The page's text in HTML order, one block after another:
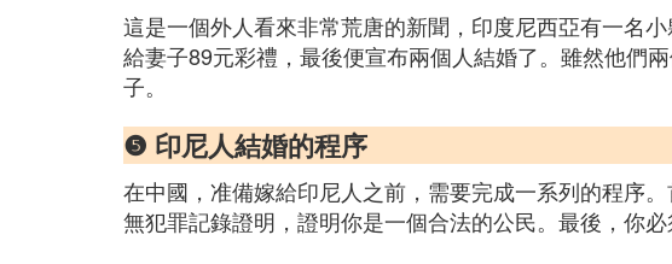
這是一個外人看來非常荒唐的新聞，印度尼西亞有一名
給妻子89元彩禮，最後便宣布兩個人結婚了。雖然他們
子。
❺ 印尼人結婚的程序
在中國，准備嫁給印尼人之前，需要完成一系列的程序
無犯罪記錄證明，證明你是一個合法的公民。最後，你